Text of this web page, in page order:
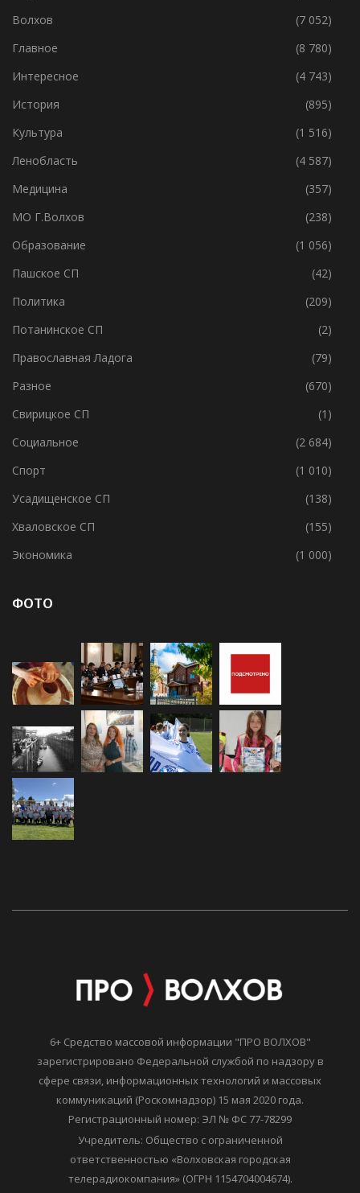
Волхов
(7 052)
Главное
(8 780)
Интересное
(4 743)
История
(895)
Культура
(1 516)
Ленобласть
(4 587)
Медицина
(357)
МО Г.Волхов
(238)
Образование
(1 056)
Пашское СП
(42)
Политика
(209)
Потанинское СП
(2)
Православная Ладога
(79)
Разное
(670)
Свирицкое СП
(1)
Социальное
(2 684)
Спорт
(1 010)
Усадищенское СП
(138)
Хваловское СП
(155)
Экономика
(1 000)
ФОТО
6+ Средство массовой информации "ПРО ВОЛХОВ"
зарегистрировано Федеральной службой по надзору в
сфере связи, информационных технологий и массовых
коммуникаций (Роскомнадзор) 15 мая 2020 года.
Регистрационный номер: ЭЛ № ФС 77-78299
Учредитель: Общество с ограниченной
ответственностью «Волховская городская
телерадиокомпания» (ОГРН 1154704004674).